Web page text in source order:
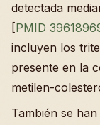
detectada
[PMID
incluyen los
presente en la
metilen-
También se